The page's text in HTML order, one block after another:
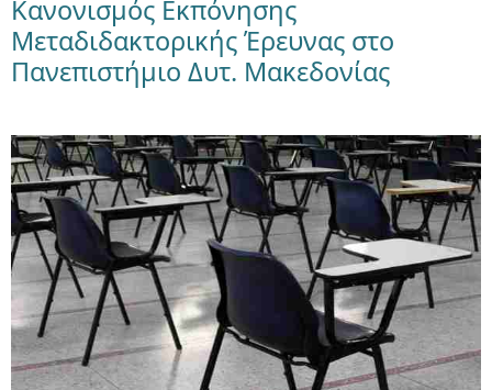
Κανονισμός Εκπόνησης
Μεταδιδακτορικής Έρευνας στο
Πανεπιστήμιο Δυτ. Μακεδονίας